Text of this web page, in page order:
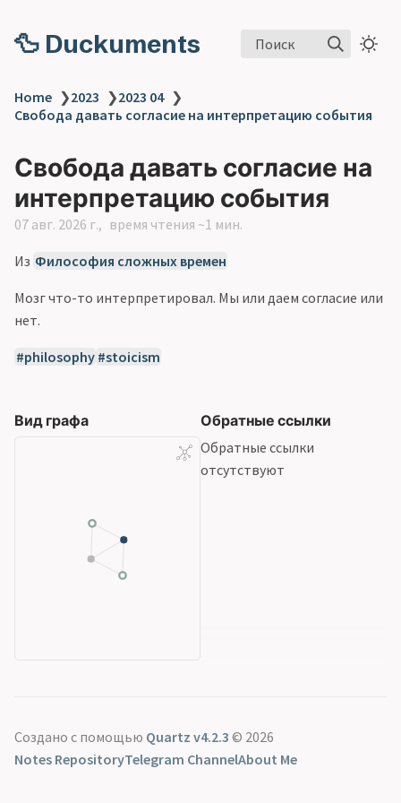
🦆 Duckuments Поиск
Home ❯2023 ❯2023 04 ❯
Свобода давать согласие на интерпретацию события
Свобода давать согласие на
интерпретацию события
07 авг. 2026 г. время чтения ~1 мин.
Из Философия сложных времен
Мозг что-то интерпретировал. Мы или даем согласие или
нет.
philosophy stoicism
Вид графа
Обратные ссылки
Обратные ссылки
отсутствуют
Создано с помощью Quartz v4.2.3 © 2026
Notes RepositoryTelegram ChannelAbout Me